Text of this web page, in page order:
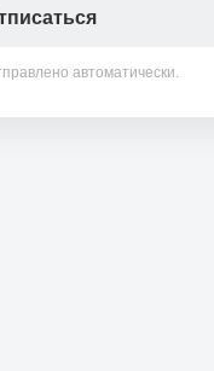
автоматически.